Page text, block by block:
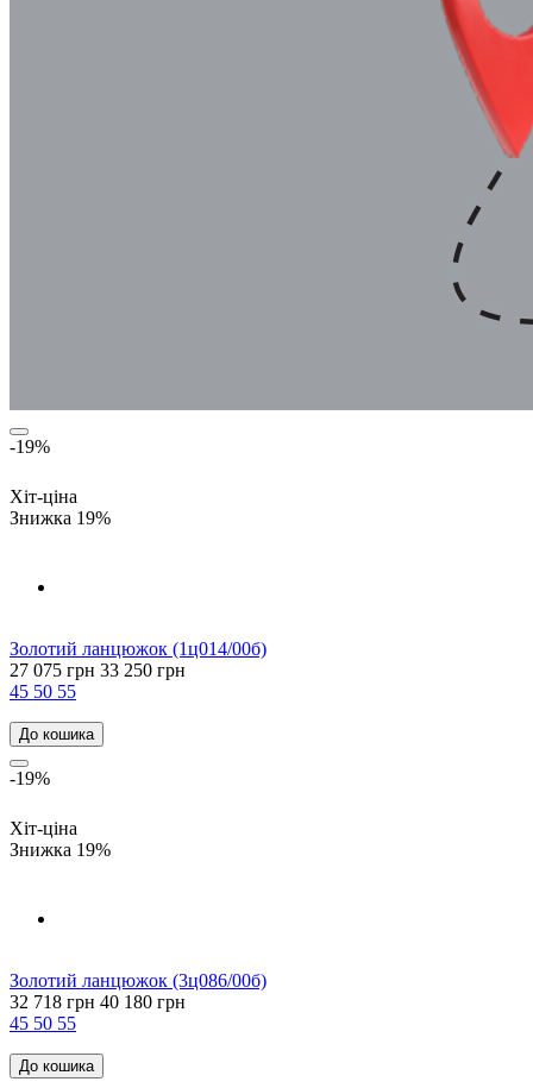
-19%
Хіт-ціна
Знижка 19%
Золотий ланцюжок (1ц014/00б)
27 075 грн 33 250 грн
45 50 55
До кошика
-19%
Хіт-ціна
Знижка 19%
Золотий ланцюжок (3ц086/00б)
32 718 грн 40 180 грн
45 50 55
До кошика